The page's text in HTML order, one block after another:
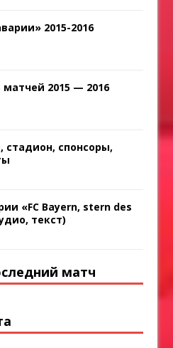
2015-2016
матчей 2015 — 2016
стадион, спонсоры,
«FC Bayern, stern des
текст)
матч